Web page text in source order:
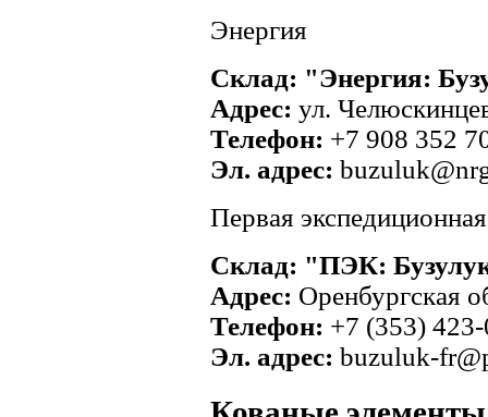
Энергия
Склад: "Энергия:
Адрес: ул.
Телефон: +7 908 352
Эл. адрес:
Первая
Склад: "ПЭК:
Адрес: Оренбургская
Телефон: +7 (353)
Эл. адрес: buzuluk-